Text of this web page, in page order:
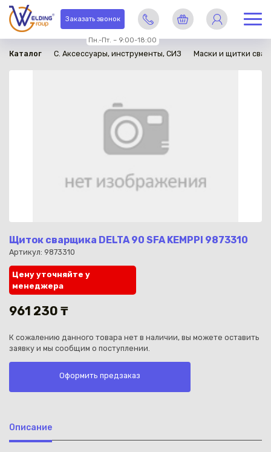
Заказать звонок
Пн.-Пт. – 9:00-18:00
Каталог C. Аксессуары, инструменты, СИЗ Маски и щитки
Щиток сварщика DELTA 90 SFA KEMPPI 9873310
Артикул: 9873310
в наличии
Цену уточняйте у
менеджера
961 230 ₸
К сожалению данного товара нет в наличии, вы можете оставить
заявку и мы сообщим о поступлении.
Оформить предзаказ
Описание